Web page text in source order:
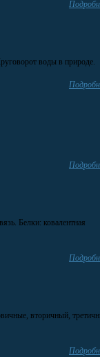
воды в природе.
Белки: ковалентная
вторичный,